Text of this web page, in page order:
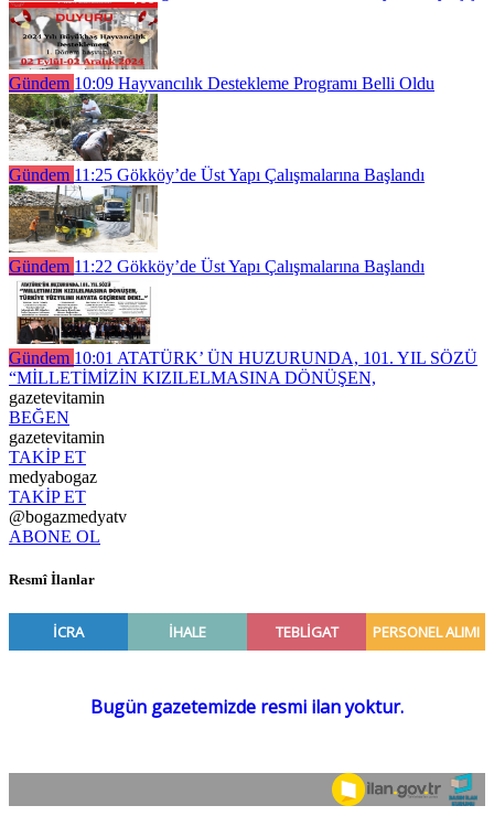
Gündem 10:09 Hayvancılık Destekleme Programı Belli Oldu
Gündem 11:25 Gökköy’de Üst Yapı Çalışmalarına Başlandı
Gündem 11:22 Gökköy’de Üst Yapı Çalışmalarına Başlandı
Gündem 10:01 ATATÜRK’ ÜN HUZURUNDA, 101. YIL SÖZÜ
“MİLLETİMİZİN KIZILELMASINA DÖNÜŞEN,
gazetevitamin
BEĞEN
gazetevitamin
TAKİP ET
medyabogaz
TAKİP ET
@bogazmedyatv
ABONE OL
Resmî İlanlar